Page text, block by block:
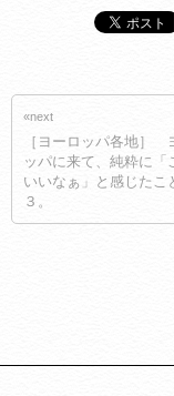
«next
［ヨーロッパ各地］
ッパに来て、純粋に「
いいなぁ」と感じたこ
３。